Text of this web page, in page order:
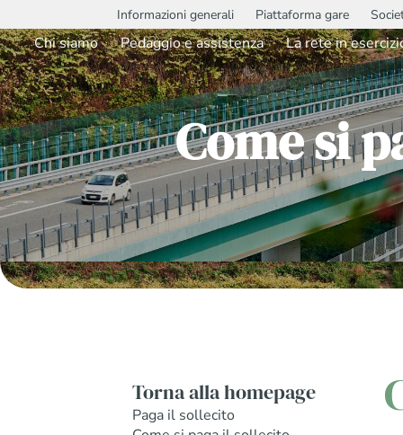
Informazioni generali Piattaforma gare
Chi siamo Pedaggio e assistenza La rete in
Come si
Torna alla homepage
Paga il sollecito